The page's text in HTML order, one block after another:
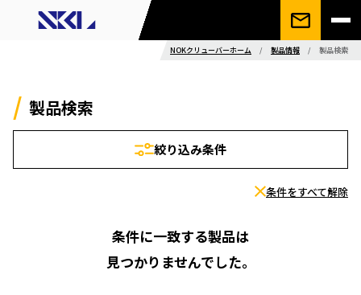
NOKクリューバーホーム / 製品情報 / 製品検索
製品検索
絞り込み条件
条件をすべて解除
条件に一致する製品は
見つかりませんでした。